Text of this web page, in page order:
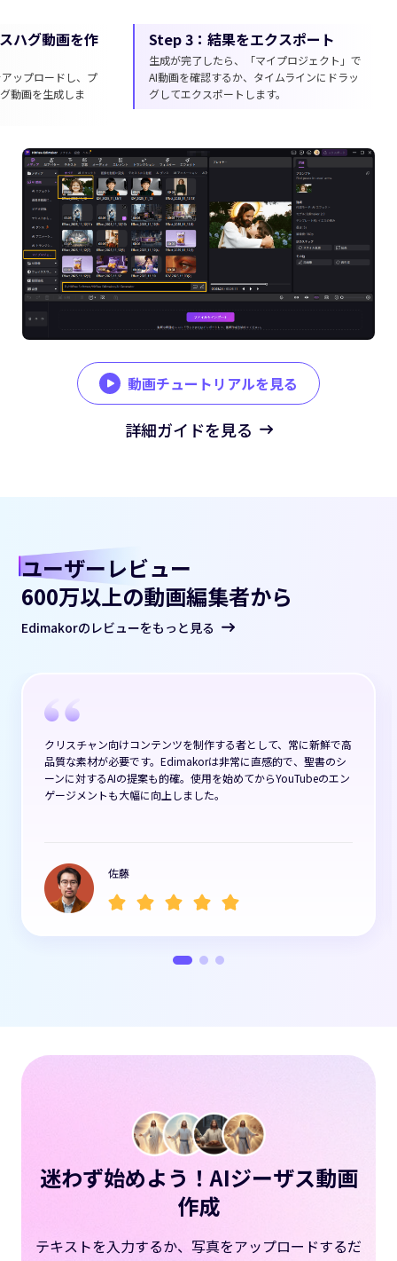
Step 1：Edimakor AIジーザスメ
EdimakorのAI動画編集ソフトをダウンロード
して起動します。
Step 2：AIジ
成
ジーザスの画像と
動画チュートリアルを見る
詳細ガイドを見る
ユーザーレビュー
600万以上の動画編集者から
Edimakorのレビューをもっと見る
クリスチャン向けコンテンツを制作する者として、常に新鮮で高
品質な素材が必要です。Edimakorは非常に直感的で、聖書のシ
ーンに対するAIの提案も的確。使用を始めてからYouTubeのエン
ゲージメントも大幅に向上しました。
佐藤
迷わず始めよう！AIジーザス動画
作成
テキストを入力するか、写真をアップロードするだ